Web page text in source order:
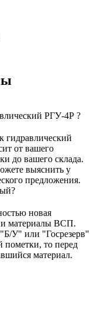
РГУ-4Р ?
от вашего
до вашего склада.
выяснить у
предложения.
новая
материалы ВСП.
У" или "Госрезерв"
пометки, то перед
материал.